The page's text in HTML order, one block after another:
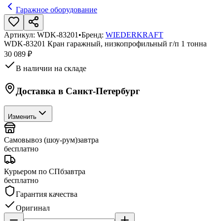
Гаражное оборудование
Артикул: WDK-83201 •Бренд: WIEDERKRAFT
WDK-83201 Кран гаражный, низкопрофильный г/п 1 тонна
30 089 ₽
В наличии на складе
Доставка в Санкт-Петербург
Изменить
Самовывоз (шоу-рум)завтра
бесплатно
Курьером по СПбзавтра
бесплатно
Гарантия качества
Оригинал